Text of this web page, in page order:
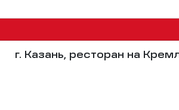
г. Казань, ресторан на